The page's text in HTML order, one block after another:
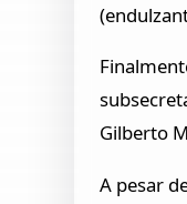
Gilberto
A pesar